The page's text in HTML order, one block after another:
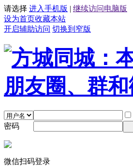
请选择 进入手机版 | 继续访问电脑版
设为首页收藏本站
开启辅助访问 切换到窄版
密码
微信扫码登录